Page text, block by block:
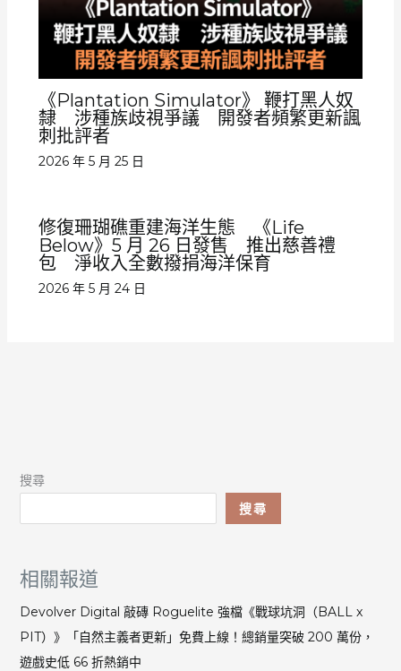
《Plantation Simulator》 鞭打黑人奴
隸 涉種族歧視爭議 開發者頻繁更新諷
刺批評者
2026 年 5 月 25 日
修復珊瑚礁重建海洋生態 《Life
Below》5 月 26 日發售 推出慈善禮
包 淨收入全數撥捐海洋保育
2026 年 5 月 24 日
搜尋
搜尋
相關報道
Devolver Digital 敲磚 Roguelite 強檔《戰球坑洞（BALL x
PIT）》「自然主義者更新」免費上線！總銷量突破 200 萬份，
遊戲史低 66 折熱銷中